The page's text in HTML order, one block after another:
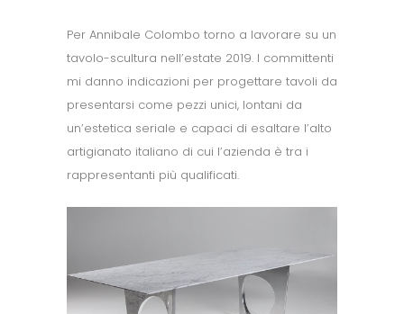
Per Annibale Colombo torno a lavorare su un
tavolo-scultura nell’estate 2019. I committenti
mi danno indicazioni per progettare tavoli da
presentarsi come pezzi unici, lontani da
un’estetica seriale e capaci di esaltare l’alto
artigianato italiano di cui l’azienda è tra i
rappresentanti più qualificati.